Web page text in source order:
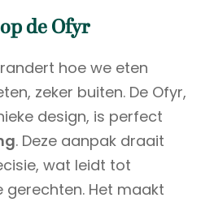
de Ofyr
hoe we eten
zeker buiten. De Ofyr,
design, is perfect
. Deze aanpak draait
wat leidt tot
gerechten. Het maakt